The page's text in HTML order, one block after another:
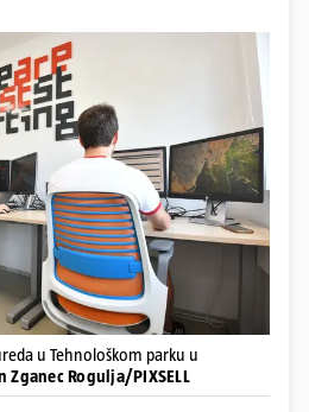
u Tehnološkom parku u
Zganec Rogulja/PIXSELL